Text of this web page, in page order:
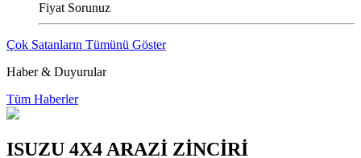
Fiyat Sorunuz
Çok Satanların Tümünü Göster
Haber & Duyurular
Tüm Haberler
ISUZU 4X4 ARAZİ ZİNCİRİ